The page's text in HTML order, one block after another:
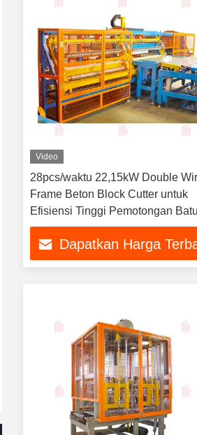
Video
28pcs/waktu 22,15kW Double
Frame Beton Block Cutter untuk
Efisiensi Tinggi Pemotongan Batu
bata
Dapatkan Harga